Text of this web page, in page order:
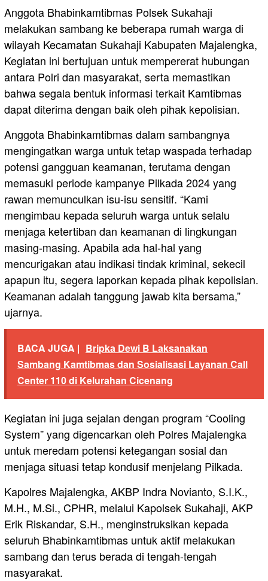
Anggota Bhabinkamtibmas Polsek Sukahaji
melakukan sambang ke beberapa rumah warga di
wilayah Kecamatan Sukahaji Kabupaten Majalengka,
Kegiatan ini bertujuan untuk mempererat hubungan
antara Polri dan masyarakat, serta memastikan
bahwa segala bentuk informasi terkait Kamtibmas
dapat diterima dengan baik oleh pihak kepolisian.
Anggota Bhabinkamtibmas dalam sambangnya
mengingatkan warga untuk tetap waspada terhadap
potensi gangguan keamanan, terutama dengan
memasuki periode kampanye Pilkada 2024 yang
rawan memunculkan isu-isu sensitif. “Kami
mengimbau kepada seluruh warga untuk selalu
menjaga ketertiban dan keamanan di lingkungan
masing-masing. Apabila ada hal-hal yang
mencurigakan atau indikasi tindak kriminal, sekecil
apapun itu, segera laporkan kepada pihak kepolisian.
Keamanan adalah tanggung jawab kita bersama,”
ujarnya.
BACA JUGA | Bripka Dewi B Laksanakan
Sambang Kamtibmas dan Sosialisasi Layanan Call
Center 110 di Kelurahan Cicenang
Kegiatan ini juga sejalan dengan program “Cooling
System” yang digencarkan oleh Polres Majalengka
untuk meredam potensi ketegangan sosial dan
menjaga situasi tetap kondusif menjelang Pilkada.
Kapolres Majalengka, AKBP Indra Novianto, S.I.K.,
M.H., M.Si., CPHR, melalui Kapolsek Sukahaji, AKP
Erik Riskandar, S.H., menginstruksikan kepada
seluruh Bhabinkamtibmas untuk aktif melakukan
sambang dan terus berada di tengah-tengah
masyarakat.